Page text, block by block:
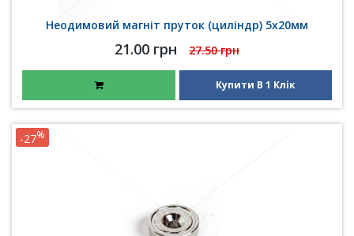
Неодимовий магніт пруток (циліндр) 5х20мм
21.00 грн 27.50 грн
Купити В 1 Клік
-27%